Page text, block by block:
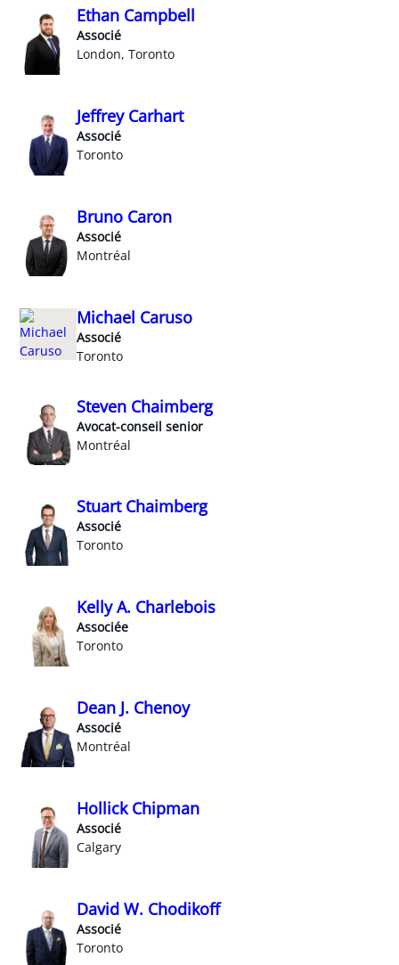
Ethan Campbell
Associé
London, Toronto
Jeffrey Carhart
Associé
Toronto
Bruno Caron
Associé
Montréal
Michael Caruso
Associé
Toronto
Steven Chaimberg
Avocat-conseil senior
Montréal
Stuart Chaimberg
Associé
Toronto
Kelly A. Charlebois
Associée
Toronto
Dean J. Chenoy
Associé
Montréal
Hollick Chipman
Associé
Calgary
David W. Chodikoff
Associé
Toronto